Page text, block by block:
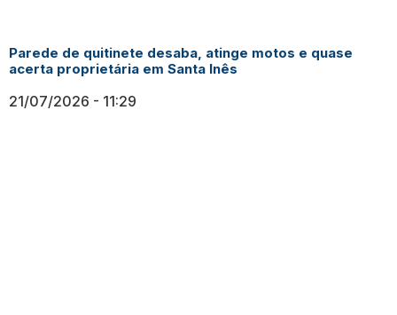
Parede de quitinete desaba, atinge motos e quase
acerta proprietária em Santa Inês
21/07/2026 11:29